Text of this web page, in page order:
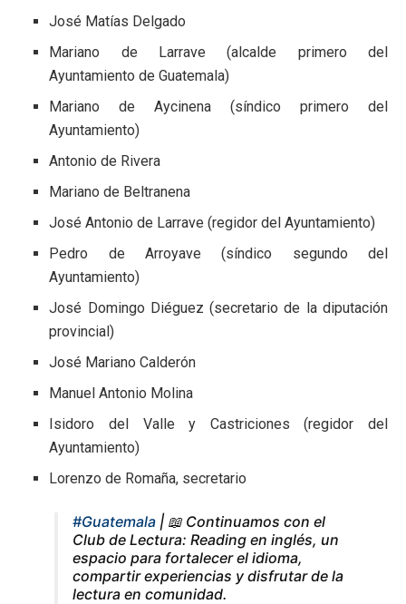
José Matías Delgado
Mariano de Larrave (alcalde primero del
Ayuntamiento de Guatemala)
Mariano de Aycinena (síndico primero del
Ayuntamiento)
Antonio de Rivera
Mariano de Beltranena
José Antonio de Larrave (regidor del Ayuntamiento)
Pedro de Arroyave (síndico segundo del
Ayuntamiento)
José Domingo Diéguez (secretario de la diputación
provincial)
José Mariano Calderón
Manuel Antonio Molina
Isidoro del Valle y Castriciones (regidor del
Ayuntamiento)
Lorenzo de Romaña, secretario
#Guatemala | 📖 Continuamos con el
Club de Lectura: Reading en inglés, un
espacio para fortalecer el idioma,
compartir experiencias y disfrutar de la
lectura en comunidad.